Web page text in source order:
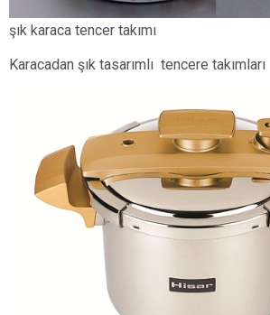
şık karaca tencer takımı
Karacadan şık tasarımlı tencere takımları